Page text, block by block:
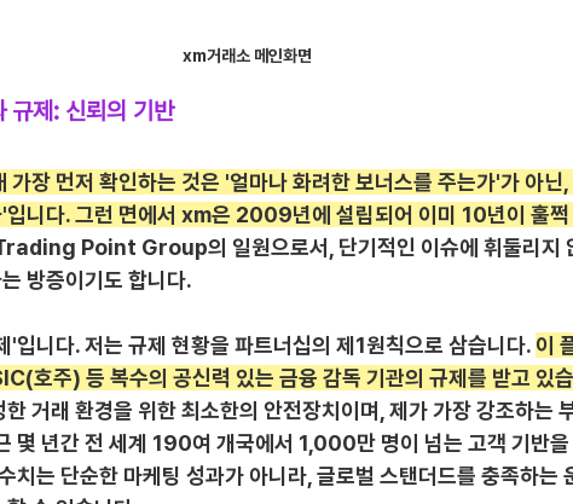
xm거래소 메인화면
규제: 신뢰의 기반
가장 먼저 확인하는 것은 '얼마나 화려한 보너스를 주는가'가 아닌
입니다. 그런 면에서 xm은 2009년에 설립되어 이미 10년이 훌쩍
Point Group의 일원으로서, 단기적인 이슈에 휘둘리지
방증이기도 합니다.
'입니다. 저는 규제 현황을 파트너십의 제1원칙으로 삼습니다. 이
호주) 등 복수의 공신력 있는 금융 감독 기관의 규제를 받고 있
거래 환경을 위한 최소한의 안전장치이며, 제가 가장 강조하는
몇 년간 전 세계 190여 개국에서 1,000만 명이 넘는 고객 기반
치는 단순한 마케팅 성과가 아니라, 글로벌 스탠더드를 충족하는